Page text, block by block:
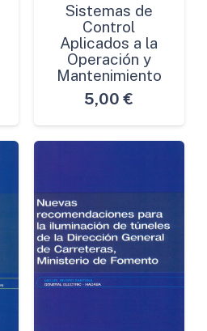
Sistemas de
Control
Aplicados a la
Operación y
Mantenimiento
5,00 €